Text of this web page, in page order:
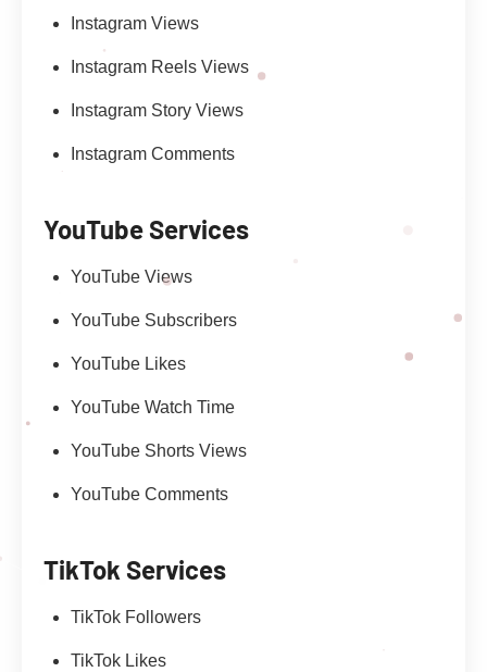
Instagram Views
Instagram Reels Views
Instagram Story Views
Instagram Comments
YouTube Services
YouTube Views
YouTube Subscribers
YouTube Likes
YouTube Watch Time
YouTube Shorts Views
YouTube Comments
TikTok Services
TikTok Followers
TikTok Likes